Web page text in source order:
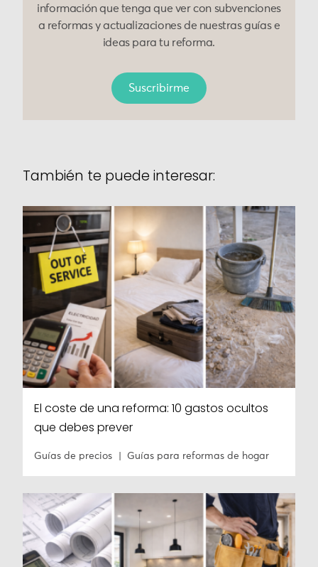
información que tenga que ver con subvenciones
a reformas y actualizaciones de nuestras guías e
ideas para tu reforma.
Suscribirme
También te puede interesar:
El coste de una reforma: 10 gastos ocultos
que debes prever
Guías de precios Guías para reformas de hogar